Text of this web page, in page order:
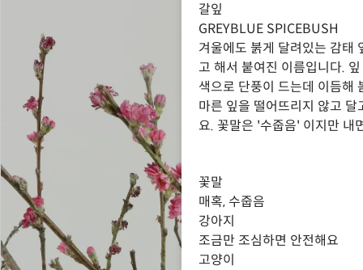
갈잎
GREYBLUE SPICEBUSH
겨울에도 붉게 달려있는 감태
고 해서 붙여진 이름입니다.
색으로 단풍이 드는데 이듬해
마른 잎을 떨어뜨리지 않고
요. 꽃말은 '수줍음' 이지만 내
꽃말
매혹, 수줍음
강아지
조금만 조심하면 안전해요
고양이